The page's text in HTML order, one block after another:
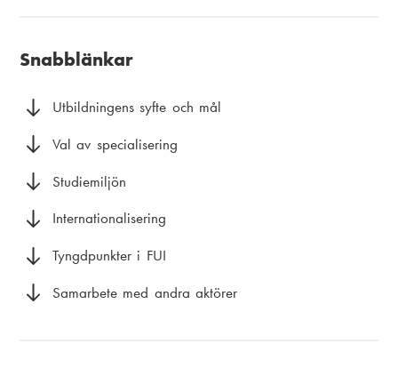
e
n
u
s
d
m
e
y
Snabblänkar
Utbildningens syfte och mål
Val av specialisering
Studiemiljön
Internationalisering
Tyngdpunkter i FUI
Samarbete med andra aktörer